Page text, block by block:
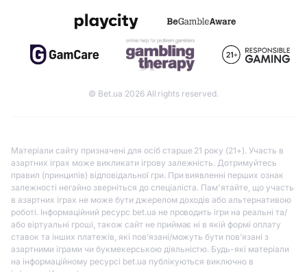
© Bet.ua 2026 All rights reserved.
Матеріали сайту призначені для осіб старше 21 року (21+). Участь в
азартних іграх може викликати ігрову залежність. Дотримуйтесь
правил (принципів) відповідальної гри. При виявленні перших ознак
залежності негайно зверніться до спеціаліста. Пам'ятайте, що участь
в азартних іграх не може бути джерелом доходів або альтернативою
роботі. Інформаційний ресурс bet.ua не проводить ігри на реальні та/
або віртуальні гроші, також сайт не приймає ні в якій формі оплату
ставок та інших платежів, які пов’язані/можуть бути пов’язані з
азартними іграми чи букмекерською діяльністю. Будь-які матеріали
на інформаційному ресурсі bet.ua публікуються виключно в